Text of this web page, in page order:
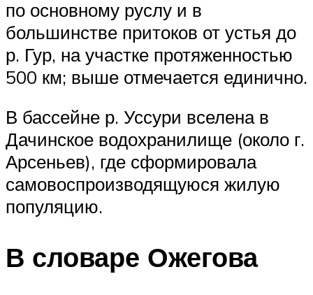
по основному руслу и в
большинстве притоков от устья до
р. Гур, на участке протяженностью
500 км; выше отмечается единично.
В бассейне р. Уссури вселена в
Дачинское водохранилище (около г.
Арсеньев), где сформировала
самовоспроизводящуюся жилую
популяцию.
В словаре Ожегова